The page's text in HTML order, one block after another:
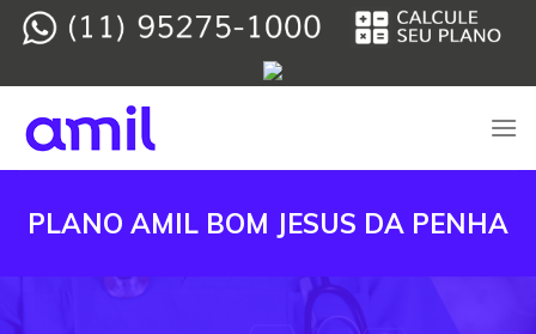
Skip
PLANO AMIL BOM JESUS DA PENHA